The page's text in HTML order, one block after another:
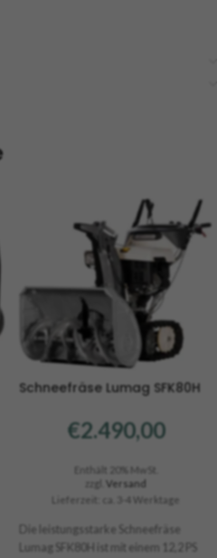
Schneefräse Lumag SFK80H
€2.490,00
Enthält 20% MwSt.
zzgl.
Versand
Lieferzeit: ca. 3-4 Werktage
Die leistungsstarke Schneefräse
Lumag SFK80H ist mit einem 12,2 PS